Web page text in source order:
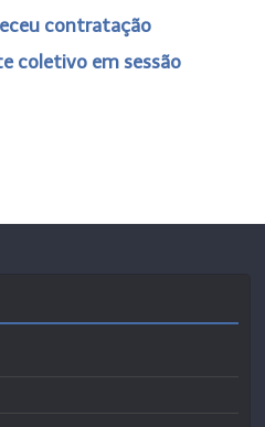
contratação
coletivo em sessão